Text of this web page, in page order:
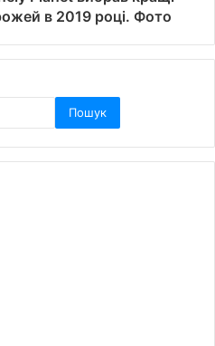
в 2019 році. Фото
Пошук